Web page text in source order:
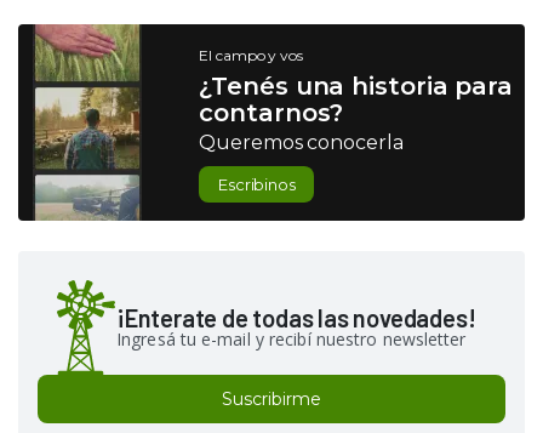
El campo y vos
¿Tenés una historia para
contarnos?
Queremos conocerla
Escribinos
¡Enterate de todas las novedades!
Ingresá tu e-mail y recibí nuestro newsletter
Suscribirme